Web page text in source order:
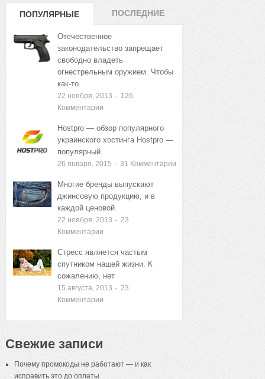
ПОПУЛЯРНЫЕ
ЗАПИСИ
ПОСЛЕДНИЕ
Отечественное
законодательство запрещает
свободно владеть
огнестрельным оружием. Чтобы
как-то
22 ноября, 2013 - 126
Комментарии
Hostpro — обзор популярного
украинского хостинга Hostpro —
популярный
26 января, 2015 - 31 Комментарии
Многие бренды выпускают
джинсовую продукцию, и в
каждой ценовой
22 ноября, 2013 - 23
Комментарии
Стресс является частым
спутником нашей жизни. К
сожалению, нет
15 августа, 2013 - 23
Комментарии
Свежие записи
Почему промокоды не работают — и как
исправить это до оплаты